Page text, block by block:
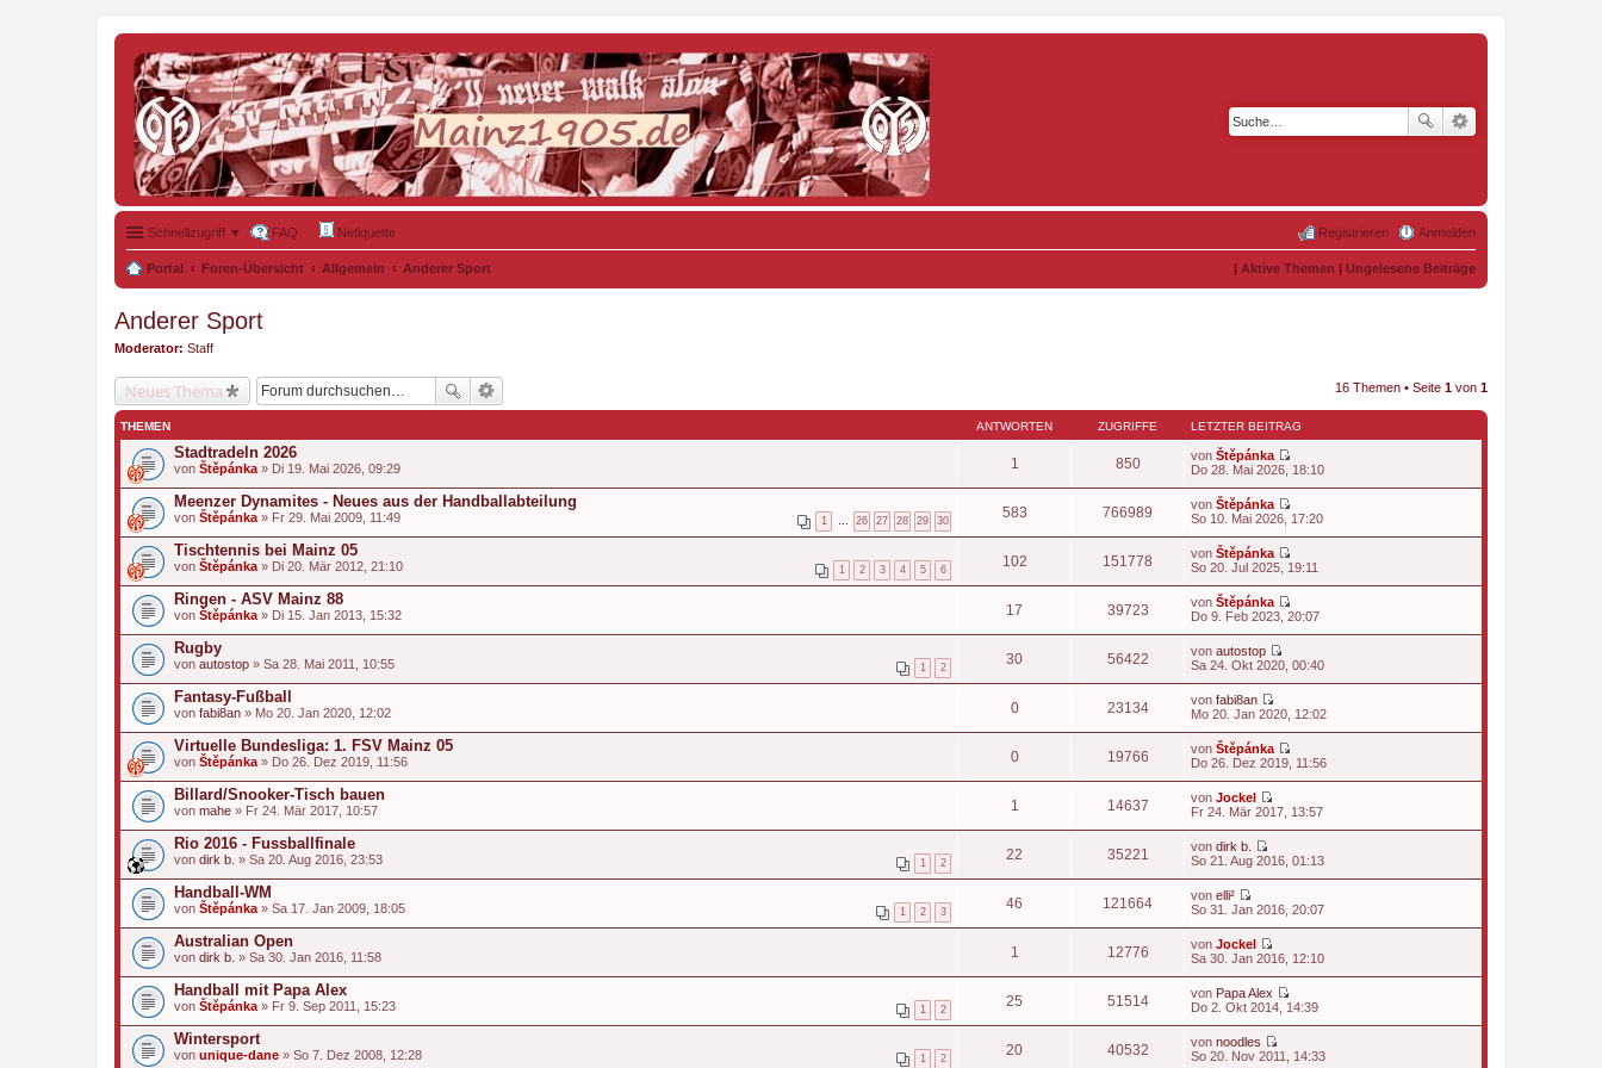
Schnellzugriff ▼ FAQ Netiquette Anmelden
Registrieren
Portal Foren-Übersicht Allgemein Anderer Sport | Aktive Themen | Ungelesene Beiträge
Anderer Sport
Moderator: Staff
Neues Thema 16 Themen • Seite 1 von 1
THEMEN ANTWORTEN ZUGRIFFE LETZTER BEITRAG
Stadtradeln 2026
von Štěpánka » Di 19. Mai 2026, 09:29 1 850 von Štěpánka
N
s
t
r
i
t
r
g
Do 28. Mai 2026, 18:10
Meenzer Dynamites - Neues aus der Handballabteilung
1 26 27 28 29 30
von Štěpánka » Fr 29. Mai 2009, 11:49 583 766989 von Štěpánka
N
s
t
r
i
t
r
g
So 10. Mai 2026, 17:20
Tischtennis bei Mainz 05
1 2 3 4 5 6
von Štěpánka » Di 20. Mär 2012, 21:10 102 151778 von Štěpánka
N
s
t
r
r
g
So 20. Jul 2025, 19:11
Ringen - ASV Mainz 88
von Štěpánka » Di 15. Jan 2013, 15:32 17 39723 von Štěpánka
N
s
t
r
g
Do 9. Feb 2023, 20:07
Rugby
1 2
von autostop » Sa 28. Mai 2011, 10:55 30 56422 von autostop
N
e
s
t
e
r
i
t
r
g
Sa 24. Okt 2020, 00:40
Fantasy-Fußball
von fabi8an » Mo 20. Jan 2020, 12:02 0 23134 von fabi8an
N
u
e
s
t
r
i
t
r
g
Mo 20. Jan 2020, 12:02
Virtuelle Bundesliga: 1. FSV Mainz 05
von Štěpánka » Do 26. Dez 2019, 11:56 0 19766 von Štěpánka
N
s
t
r
i
t
r
g
Do 26. Dez 2019, 11:56
Billard/Snooker-Tisch bauen
von mahe » Fr 24. Mär 2017, 10:57 1 14637 von Jockel
N
s
t
r
i
t
r
a
g
Fr 24. Mär 2017, 13:57
Rio 2016 - Fussballfinale
1 2
von dirk b. » Sa 20. Aug 2016, 23:53 22 35221 von dirk b.
N
s
t
e
r
i
t
r
a
g
So 21. Aug 2016, 01:13
Handball-WM
1 2 3
von Štěpánka » Sa 17. Jan 2009, 18:05 46 121664 von elli²
N
e
s
t
e
r
i
t
So 31. Jan 2016, 20:07
Australian Open
von dirk b. » Sa 30. Jan 2016, 11:58 1 12776 von Jockel
N
u
e
s
t
e
r
Sa 30. Jan 2016, 12:10
Handball mit Papa Alex
1 2
von Štěpánka » Fr 9. Sep 2011, 15:23 25 51514 von Papa Alex
N
s
Do 2. Okt 2014, 14:39
Wintersport
1 2
von unique-dane » So 7. Dez 2008, 12:28 20 40532 von noodles
N
So 20. Nov 2011, 14:33